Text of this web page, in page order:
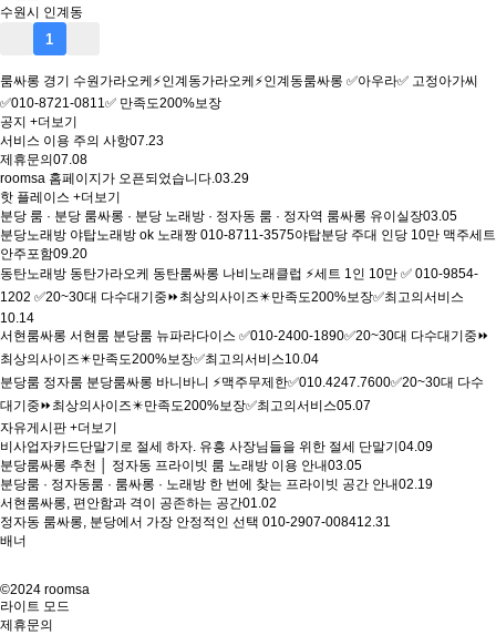
수원시 인계동
1
룸싸롱 경기
수원가라오케⚡인계동가라오케⚡인계동룸싸롱 ✅아우라✅ 고정아가씨
✅010-8721-0811✅ 만족도200%보장
공지 +더보기
서비스 이용 주의 사항07.23
제휴문의 07.08
roomsa 홈페이지가 오픈되었습니다.03.29
핫 플레이스 +더보기
분당 룸 · 분당 룸싸롱 · 분당 노래방 · 정자동 룸 · 정자역 룸싸롱 유이실장03.05
분당노래방 야탑노래방 ok 노래짱 010-8711-3575야탑분당 주대 인당 10만 맥주세트
안주포함09.20
동탄노래방 동탄가라오케 동탄룸싸롱 나비노래클럽 ⚡세트 1인 10만 ✅ 010-9854-
1202 ✅20~30대 다수대기중⏩최상의사이즈✴️만족도200%보장✅최고의서비스
10.14
서현룸싸롱 서현룸 분당룸 뉴파라다이스 ✅010-2400-1890✅20~30대 다수대기중⏩
최상의사이즈✴️만족도200%보장✅최고의서비스10.04
분당룸 정자룸 분당룸싸롱 바니바니 ⚡맥주무제한✅010.4247.7600✅20~30대 다수
대기중⏩최상의사이즈✴️만족도200%보장✅최고의서비스05.07
자유게시판 +더보기
비사업자카드단말기로 절세 하자. 유흥 사장님들을 위한 절세 단말기 04.09
분당룸싸롱 추천 │ 정자동 프라이빗 룸 노래방 이용 안내03.05
분당룸 · 정자동룸 · 룸싸롱 · 노래방 한 번에 찾는 프라이빗 공간 안내02.19
서현룸싸롱, 편안함과 격이 공존하는 공간01.02
정자동 룸싸롱, 분당에서 가장 안정적인 선택 010-2907-008412.31
배너
©2024 roomsa
라이트 모드
제휴문의